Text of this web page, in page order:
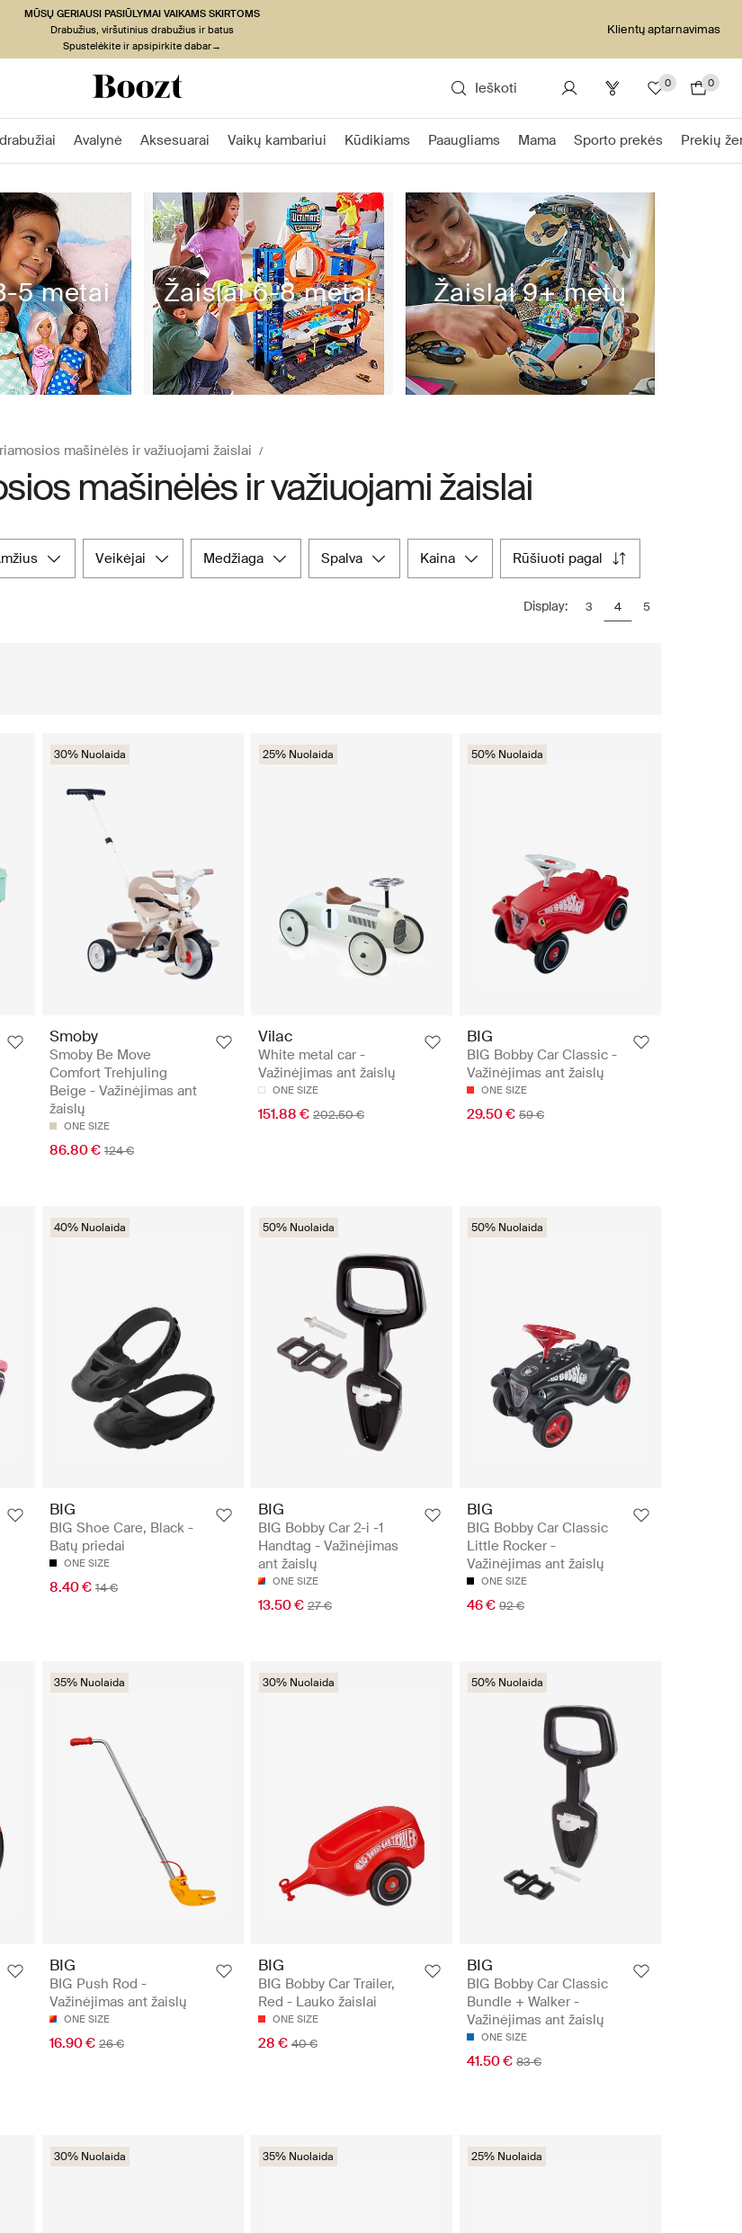
MŪSŲ GERIAUSI PASIŪLYMAI VAIKAMS SKIRTOMS
Drabužius, viršutinius drabužius ir batus
Spustelėkite ir apsipirkite dabar→
Klientų aptarnavimas
Ieškoti 0 0
Avalynė Aksesuarai Vaikų kambariui Kūdikiams Paaugliams Mama Sporto prekės Prekių
5 metai Žaislai 6-8 metai Žaislai 9+ metų
mašinėlės ir važiuojami žaislai
mašinėlės ir važiuojami žaislai
amžius veikėjai medžiaga spalva kaina rūšiuoti pagal
Display: 3 4 5
30% Nuolaida
Smoby
Smoby Be Move
Comfort Trehjuling
Beige - Važinėjimas ant
žaislų
ONE SIZE
86.80 € 124 €
25% Nuolaida
Vilac
White metal car -
Važinėjimas ant žaislų
ONE SIZE
151.88 € 202.50 €
50% Nuolaida
BIG
BIG Bobby Car Classic -
Važinėjimas ant žaislų
ONE SIZE
29.50 € 59 €
40% Nuolaida
BIG
BIG Shoe Care, Black -
Batų priedai
ONE SIZE
8.40 € 14 €
50% Nuolaida
BIG
BIG Bobby Car 2-i -1
Handtag - Važinėjimas
ant žaislų
ONE SIZE
13.50 € 27 €
50% Nuolaida
BIG
BIG Bobby Car Classic
Little Rocker -
Važinėjimas ant žaislų
ONE SIZE
46 € 92 €
35% Nuolaida
BIG
BIG Push Rod -
Važinėjimas ant žaislų
ONE SIZE
16.90 € 26 €
30% Nuolaida
BIG
BIG Bobby Car Trailer,
Red - Lauko žaislai
ONE SIZE
28 € 40 €
50% Nuolaida
BIG
BIG Bobby Car Classic
Bundle + Walker -
Važinėjimas ant žaislų
ONE SIZE
41.50 € 83 €
30% Nuolaida 35% Nuolaida 25% Nuolaida